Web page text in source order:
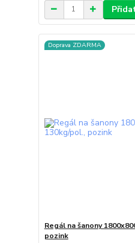
Doprava ZDARMA
Regál na šanony
pozink